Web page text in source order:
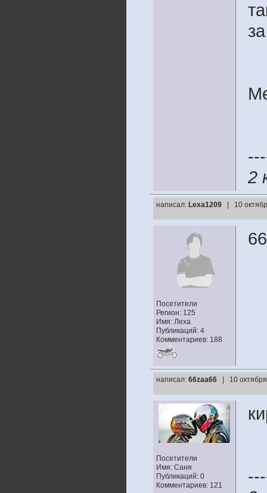
2
написал: Lexa1209 | 10
Посетители
Регион: 125
Имя: Леха
Публикаций: 4
Комментариев: 188
написал: 66zaa66 | 10
Посетители
Имя: Саня
Публикаций: 0
Комментариев: 121